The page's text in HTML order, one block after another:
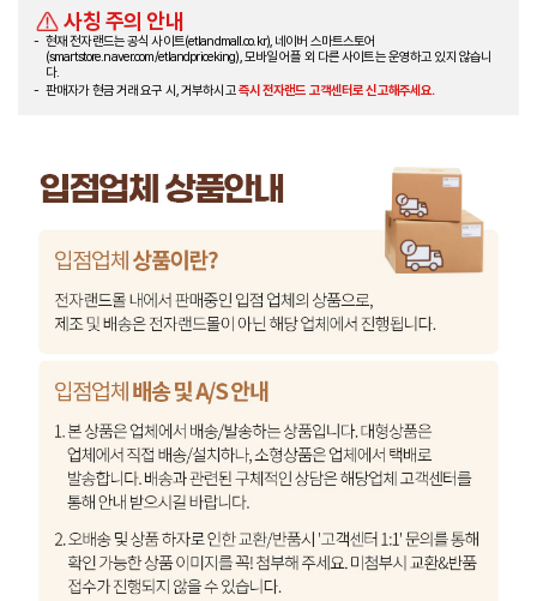
사칭 주의 안내
현재 전자랜드는 공식 사이트(etlandmall.co.kr), 네이버 스마트스토어
(smartstore.naver.com/etlandpriceking), 모바일 어플 외 다른 사이트는 운영하고 있지 않습니
다.
판매자가 현금 거래 요구 시, 거부하시고즉시 전자랜드 고객센터로 신고해주세요.